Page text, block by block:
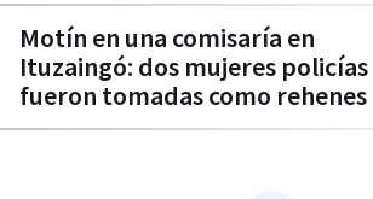
Motín en una comisaría en
Ituzaingó: dos mujeres policías
fueron tomadas como rehenes